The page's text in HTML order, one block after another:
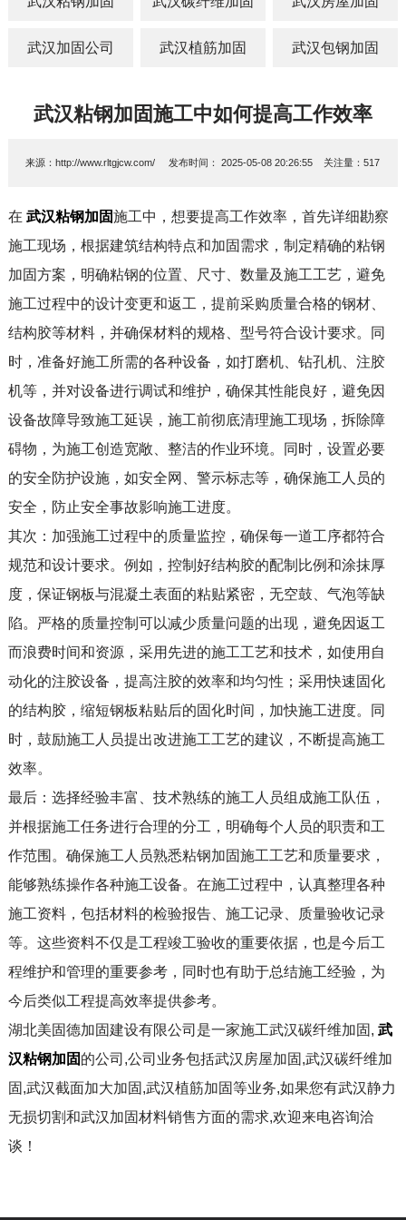
武汉加固公司 武汉植筋加固 武汉包钢加固
武汉粘钢加固施工中如何提高工作效率
来源：http://www.rltgjcw.com/ 发布时间：2025-05-08 20:26:55 关注量：517
在 武汉粘钢加固施工中，想要提高工作效率，首先详细勘察
施工现场，根据建筑结构特点和加固需求，制定精确的粘钢
加固方案，明确粘钢的位置、尺寸、数量及施工工艺，避免
施工过程中的设计变更和返工，提前采购质量合格的钢材、
结构胶等材料，并确保材料的规格、型号符合设计要求。同
时，准备好施工所需的各种设备，如打磨机、钻孔机、注胶
机等，并对设备进行调试和维护，确保其性能良好，避免因
设备故障导致施工延误，施工前彻底清理施工现场，拆除障
碍物，为施工创造宽敞、整洁的作业环境。同时，设置必要
的安全防护设施，如安全网、警示标志等，确保施工人员的
安全，防止安全事故影响施工进度。
其次：加强施工过程中的质量监控，确保每一道工序都符合
规范和设计要求。例如，控制好结构胶的配制比例和涂抹厚
度，保证钢板与混凝土表面的粘贴紧密，无空鼓、气泡等缺
陷。严格的质量控制可以减少质量问题的出现，避免因返工
而浪费时间和资源，采用先进的施工工艺和技术，如使用自
动化的注胶设备，提高注胶的效率和均匀性；采用快速固化
的结构胶，缩短钢板粘贴后的固化时间，加快施工进度。同
时，鼓励施工人员提出改进施工工艺的建议，不断提高施工
效率。
最后：选择经验丰富、技术熟练的施工人员组成施工队伍，
并根据施工任务进行合理的分工，明确每个人员的职责和工
作范围。确保施工人员熟悉粘钢加固施工工艺和质量要求，
能够熟练操作各种施工设备。在施工过程中，认真整理各种
施工资料，包括材料的检验报告、施工记录、质量验收记录
等。这些资料不仅是工程竣工验收的重要依据，也是今后工
程维护和管理的重要参考，同时也有助于总结施工经验，为
今后类似工程提高效率提供参考。
湖北美固德加固建设有限公司是一家施工武汉碳纤维加固, 武
汉粘钢加固的公司,公司业务包括武汉房屋加固,武汉碳纤维加
固,武汉截面加大加固,武汉植筋加固等业务,如果您有武汉静力
无损切割和武汉加固材料销售方面的需求,欢迎来电咨询洽
谈！